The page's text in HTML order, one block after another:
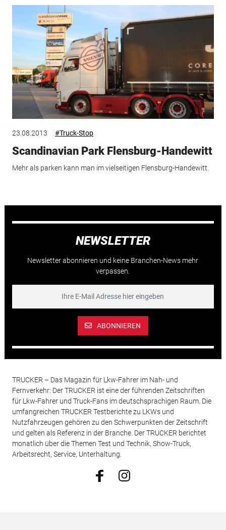
23.08.2013 #Truck-Stop
Scandinavian Park Flensburg-Handewitt
Mehr als parken kann man im vielseitigen Flensburg-Handewitt.
NEWSLETTER
Newsletter abonnieren und keine Branchen-News mehr
verpassen.
ABONNIEREN
TRUCKER – Das Magazin für Lkw-Fahrer im Nah- und
Fernverkehr: Der TRUCKER ist eine der führenden Zeitschriften
für Lkw-Fahrer und Truck-Fans im deutschsprachigen Raum. Die
umfangreichen TRUCKER Testberichte zu LKWs und
Nutzfahrzeugen gehören zu den Schwerpunkten der Zeitschrift
und gelten als Referenz in der Branche. Der TRUCKER berichtet
monatlich über die Themen Test und Technik, Show-Truck,
Arbeitsrecht, Service, Unterhaltung.